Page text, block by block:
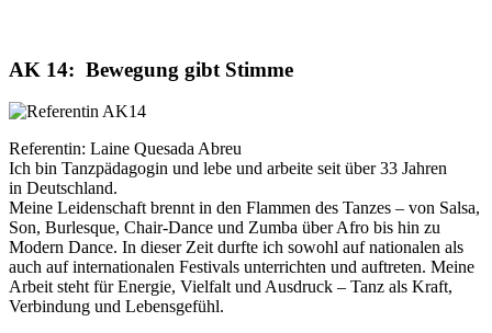
AK 14: Bewegung gibt Stimme
Referentin: Laine Quesada Abreu
Ich bin Tanzpädagogin und lebe und arbeite seit über 33 Jahren
in Deutschland.
Meine Leidenschaft brennt in den Flammen des Tanzes – von Salsa,
Son, Burlesque, Chair-Dance und Zumba über Afro bis hin zu
Modern Dance. In dieser Zeit durfte ich sowohl auf nationalen als
auch auf internationalen Festivals unterrichten und auftreten. Meine
Arbeit steht für Energie, Vielfalt und Ausdruck – Tanz als Kraft,
Verbindung und Lebensgefühl.